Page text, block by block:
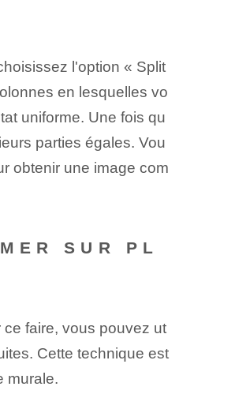
l'option « Split
en lesquelles vo
uniforme. Une fois qu
parties égales. Vou
obtenir une image com
SUR PL
faire, vous pouvez ut
Cette technique est
murale.